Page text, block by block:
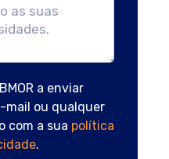
a enviar
mail ou qualquer
com a sua política
.